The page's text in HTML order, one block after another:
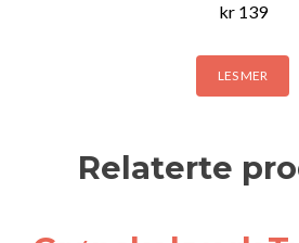
kr139
LES MER
Relaterte